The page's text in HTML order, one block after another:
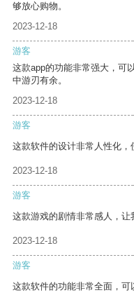
够放心购物。
2023-12-18
游客
这款app的功能非常强大，可
中游刃有余。
2023-12-18
游客
这款软件的设计非常人性化，
2023-12-18
游客
这款游戏的剧情非常感人，让
2023-12-18
游客
这款软件的功能非常全面，可